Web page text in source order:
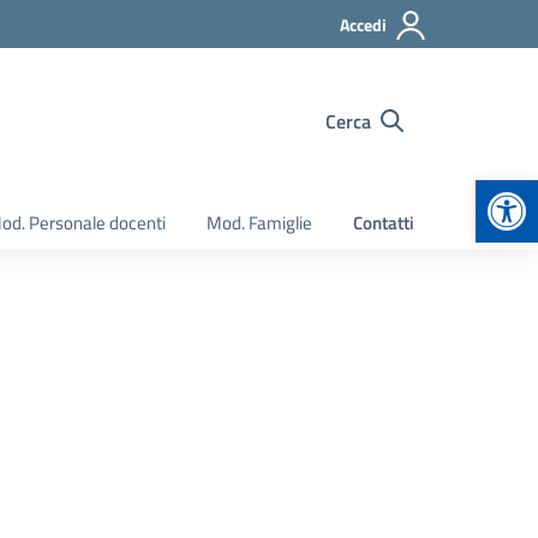
Accedi
Cerca
Personale docenti Mod. Famiglie Contatti